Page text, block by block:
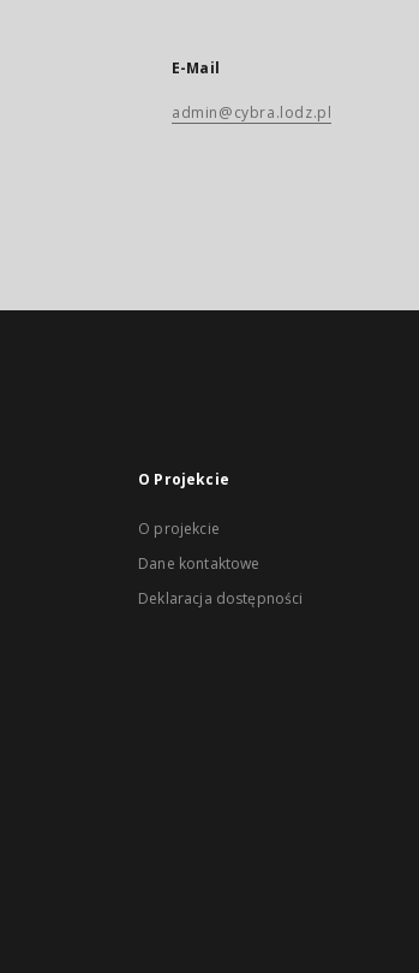
E-Mail
admin@cybra.lodz.pl
O Projekcie
O projekcie
Dane kontaktowe
Deklaracja dostępności